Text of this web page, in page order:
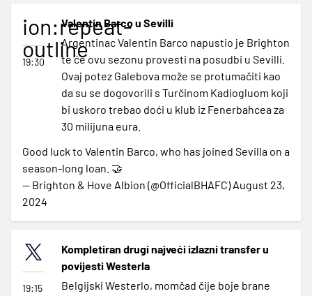
ion:repeat-
outline
19:30
Valentín Barco u Sevilli
Argentinac Valentin Barco napustio je Brighton
te će ovu sezonu provesti na posudbi u Sevilli.
Ovaj potez Galebova može se protumačiti kao
da su se dogovorili s Turčinom Kadiogluom koji
bi uskoro trebao doći u klub iz Fenerbahcea za
30 milijuna eura.
Good luck to Valentin Barco, who has joined Sevilla on a
season-long loan. 🤝
— Brighton & Hove Albion (@OfficialBHAFC)August 23,
2024
19:15
Kompletiran drugi najveći izlazni transfer u
povijesti Westerla
Belgijski Westerlo, momčad čije boje brane